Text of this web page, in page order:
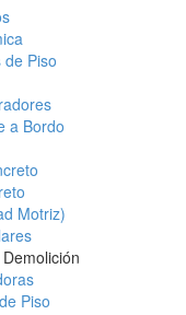
Piso
a Bordo
Motriz)
Piso